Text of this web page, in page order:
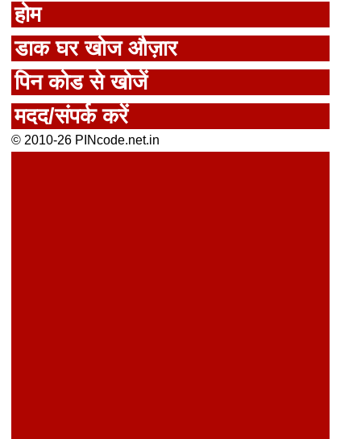
होम
डाक घर खोज औज़ार
पिन कोड से खोजें
मदद/संपर्क करें
© 2010-26 PINcode.net.in